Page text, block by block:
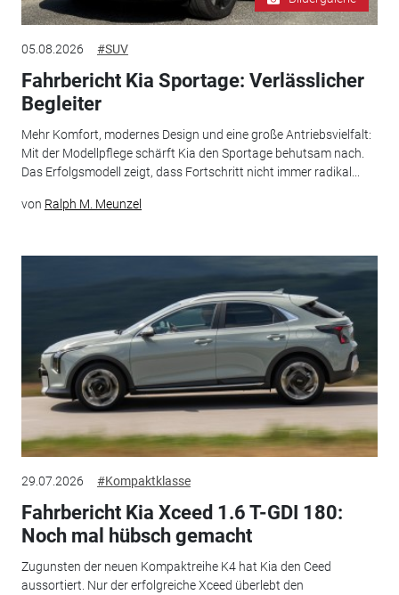
05.08.2026 #SUV
Fahrbericht Kia Sportage: Verlässlicher
Begleiter
Mehr Komfort, modernes Design und eine große Antriebsvielfalt:
Mit der Modellpflege schärft Kia den Sportage behutsam nach.
Das Erfolgsmodell zeigt, dass Fortschritt nicht immer radikal...
von Ralph M. Meunzel
29.07.2026 #Kompaktklasse
Fahrbericht Kia Xceed 1.6 T-GDI 180:
Noch mal hübsch gemacht
Zugunsten der neuen Kompaktreihe K4 hat Kia den Ceed
aussortiert. Nur der erfolgreiche Xceed überlebt den